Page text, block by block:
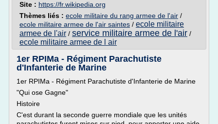
Site : https://fr.wikipedia.org
Thèmes liés : ecole militaire du rang armee de l'air /
ecole militaire armee de l'air saintes / ecole militaire
armee de l'air / service militaire armee de l'air /
ecole militaire armee de l air
1er RPIMa - Régiment Parachutiste
d'Infanterie de Marine
1er RPIMa - Régiment Parachutiste d'Infanterie de Marine
"Qui ose Gagne"
Histoire
C'est durant la seconde guerre mondiale que les unités